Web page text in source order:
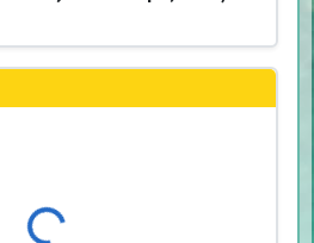
Φόρτωση...